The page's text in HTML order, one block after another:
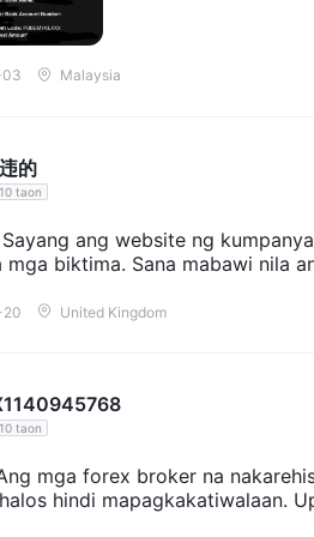
Fxnag-aalok ng metatrader4
sa pangangalakal upang
mga signal ng kalakalan (para sa
deposito ay $100. Ang
sa inilipat na halaga. Ang kahilingan
kasunod na pag-withdraw ay
ang oras ng pagproseso para sa
broker.
ay 10% ang ibabawas bawat buwan.
Customer
paraan na maaari mong lapitan
ay hindi nagbubunyag ng iba pang
Malaysia
的
taon
Sayang ang website ng
mga biktima. Sana mabawi nila
United Kingdom
taon
mga forex broker na
hindi mapagkakatiwalaan.